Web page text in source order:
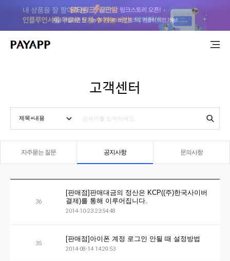
고객센터
자주묻는 질문 공지사항 문의사항
36
[판매점]판매대금의 정산은 KCP((주)한국사이버
결제)를 통해 이루어집니다.
2014-10-23 23:54:48
35
[판매점]아이폰 계정 로그인 안될 때 설정방법
2014-08-14 14:29:53